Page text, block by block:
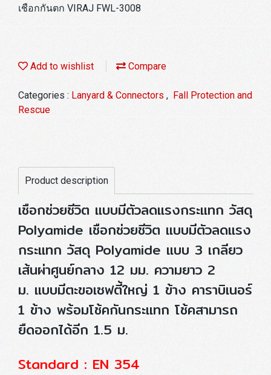
เชือกกันตก VIRAJ FWL-3008
Add to wishlist Compare
Categories : Lanyard & Connectors , Fall Protection and
Rescue
Product description
เชือกช่วยชีวิต แบบมีตัวลดแรงกระแทก วัสดุ
Polyamide เชือกช่วยชีวิต แบบมีตัวลดแรง
กระแทก วัสดุ Polyamide แบบ 3 เกลียว
เส้นผ่าศูนย์กลาง 12 มม. ความยาว 2
ม. แบบมีตะขอเซฟตี้ใหญ่ 1 ข้าง คาราบิเนอร์
1 ข้าง พร้อมโช้คกันกระแทก โช้คสามารถ
ยืดออกได้อีก 1.5 ม.
Standard : EN 354